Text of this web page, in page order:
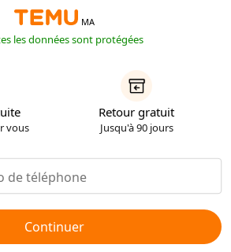
MA
les données sont protégées
vous
Retour gratuit
Jusqu'à 90 jours
Continuer